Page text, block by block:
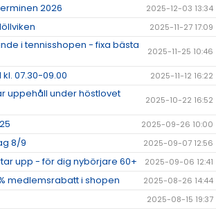
2026 2025-12-03 13:34
2025-11-27 17:09
i tennisshopen - fixa bästa
2025-11-25 10:46
kl. 07.30-09.00 2025-11-12 16:22
uppehåll under höstlovet
2025-10-22 16:52
2025-09-26 10:00
8/9 2025-09-07 12:56
upp - för dig nybörjare 60+ 2025-09-06 12:41
medlemsrabatt i shopen
2025-08-26 14:44
2025-08-15 19:37